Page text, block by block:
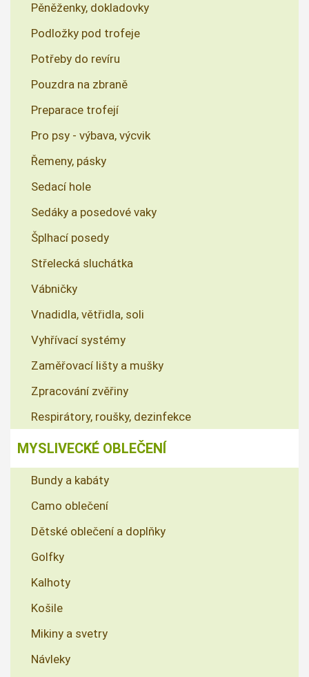
Pěněženky, dokladovky
Podložky pod trofeje
Potřeby do revíru
Pouzdra na zbraně
Preparace trofejí
Pro psy - výbava, výcvik
Řemeny, pásky
Sedací hole
Sedáky a posedové vaky
Šplhací posedy
Střelecká sluchátka
Vábničky
Vnadidla, větřidla, soli
Vyhřívací systémy
Zaměřovací lišty a mušky
Zpracování zvěřiny
Respirátory, roušky, dezinfekce
MYSLIVECKÉ OBLEČENÍ
Bundy a kabáty
Camo oblečení
Dětské oblečení a doplňky
Golfky
Kalhoty
Košile
Mikiny a svetry
Návleky